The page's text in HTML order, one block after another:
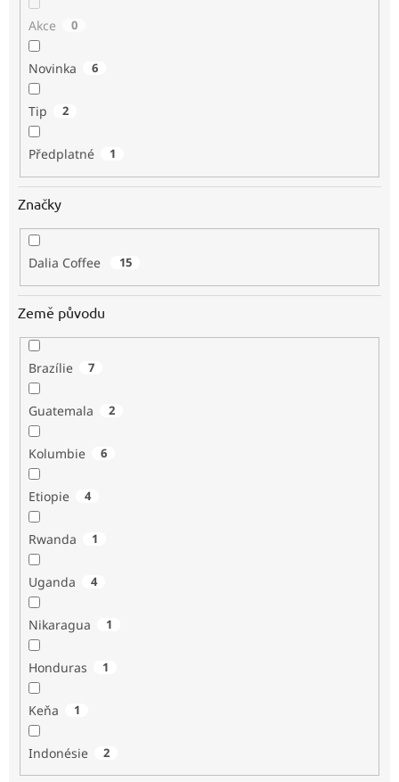
Akce 0
Novinka 6
Tip 2
Předplatné 1
Značky
Dalia Coffee 15
Země původu
Brazílie 7
Guatemala 2
Kolumbie 6
Etiopie 4
Rwanda 1
Uganda 4
Nikaragua 1
Honduras 1
Keňa 1
Indonésie 2